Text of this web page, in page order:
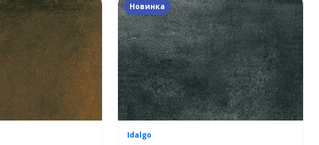
Новинка
Idalgo